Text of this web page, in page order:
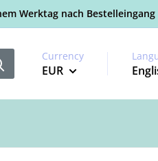
Werktag nach
Currency
EUR